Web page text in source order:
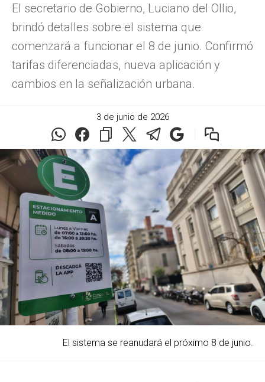
El secretario de Gobierno, Luciano del Ollio,
brindó detalles sobre el sistema que
comenzará a funcionar el 8 de junio. Confirmó
tarifas diferenciadas, nueva aplicación y
cambios en la señalización urbana.
3 de junio de 2026
El sistema se reanudará el próximo 8 de junio.